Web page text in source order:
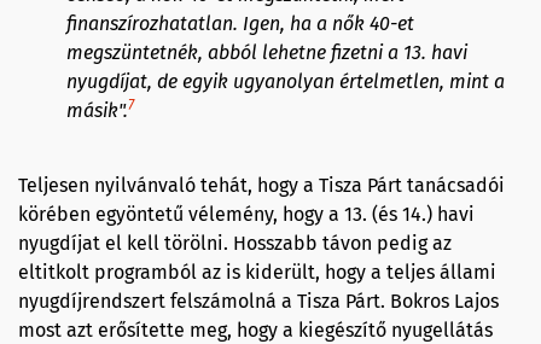
finanszírozhatatlan. Igen, ha a nők 40-et
megszüntetnék, abból lehetne fizetni a 13. havi
nyugdíjat, de egyik ugyanolyan értelmetlen, mint a
másik".7
Teljesen nyilvánvaló tehát, hogy a Tisza Párt tanácsadói
körében egyöntetű vélemény, hogy a 13. (és 14.) havi
nyugdíjat el kell törölni. Hosszabb távon pedig az
eltitkolt programból az is kiderült, hogy a teljes állami
nyugdíjrendszert felszámolná a Tisza Párt. Bokros Lajos
most azt erősítette meg, hogy a kiegészítő nyugellátás